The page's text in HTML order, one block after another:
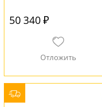
50 340 ₽